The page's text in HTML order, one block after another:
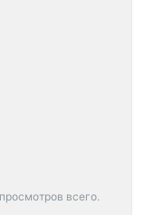
всего.